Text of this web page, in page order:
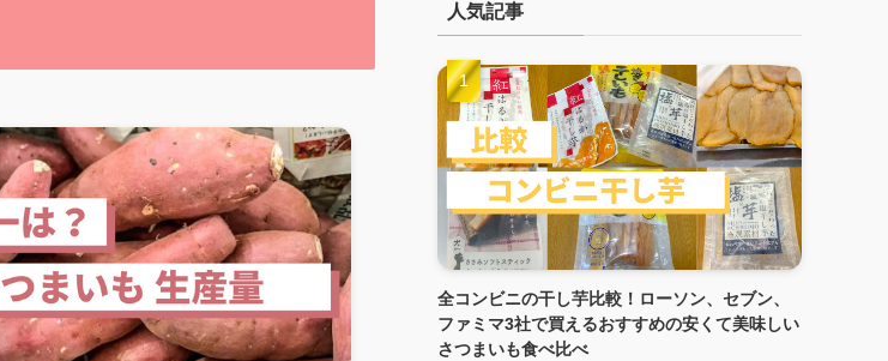
人気記事
全コンビニの干し芋比較！ローソン、セブン、
ファミマ3社で買えるおすすめの安くて美味しい
さつまいも食べ比べ